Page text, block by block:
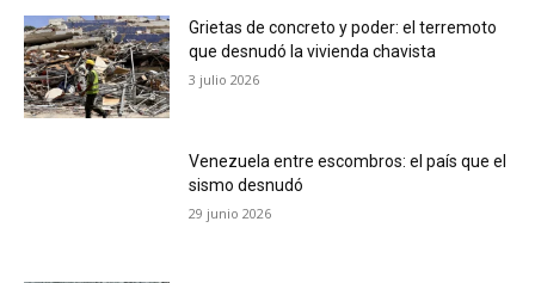
Grietas de concreto y poder: el terremoto
que desnudó la vivienda chavista
3 julio 2026
Venezuela entre escombros: el país que el
sismo desnudó
29 junio 2026